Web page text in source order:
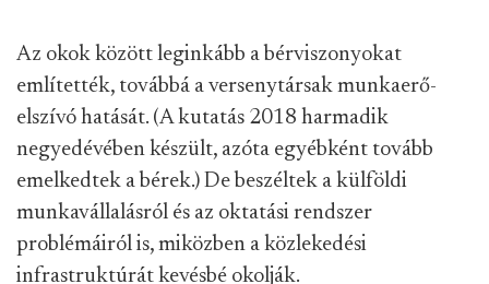
Az okok között leginkább a bérviszonyokat
említették, továbbá a versenytársak munkaerő-
elszívó hatását. (A kutatás 2018 harmadik
negyedévében készült, azóta egyébként tovább
emelkedtek a bérek.) De beszéltek a külföldi
munkavállalásról és az oktatási rendszer
problémáiról is, miközben a közlekedési
infrastruktúrát kevésbé okolják.